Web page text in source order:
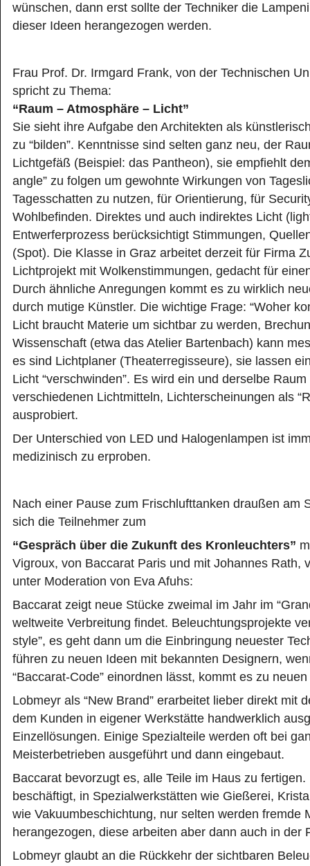
wünschen, dann erst sollte der Techniker die
dieser Ideen herangezogen werden.
Frau Prof. Dr. Irmgard Frank, von der Technischen
spricht zu Thema:
“Raum – Atmosphäre – Licht”
Sie sieht ihre Aufgabe den Architekten als
zu “bilden”. Kenntnisse sind selten ganz neu, der
Lichtgefäß (Beispiel: das Pantheon), sie empfiehlt
angle” zu folgen um gewohnte Wirkungen von
Tagesschatten zu nutzen, für Orientierung, für
Wohlbefinden. Direktes und auch indirektes Licht
Entwerferprozess berücksichtigt Stimmungen,
(Spot). Die Klasse in Graz arbeitet derzeit für Firma
Lichtprojekt mit Wolkenstimmungen, gedacht für
Durch ähnliche Anregungen kommt es zu wirklich
durch mutige Künstler. Die wichtige Frage: “Woher
Licht braucht Materie um sichtbar zu werden,
Wissenschaft (etwa das Atelier Bartenbach) kann
es sind Lichtplaner (Theaterregisseure), sie lassen
Licht “verschwinden”. Es wird ein und derselbe
verschiedenen Lichtmitteln, Lichterscheinungen als
ausprobiert.
Der Unterschied von LED und Halogenlampen ist
medizinisch zu erproben.
Nach einer Pause zum Frischlufttanken draußen am
sich die Teilnehmer zum
“Gespräch über die Zukunft des Kronleuchters”
Vigroux, von Baccarat Paris und mit Johannes Rath,
unter Moderation von Eva Afuhs:
Baccarat zeigt neue Stücke zweimal im Jahr im
weltweite Verbreitung findet. Beleuchtungsprojekte
style”, es geht dann um die Einbringung neuester
führen zu neuen Ideen mit bekannten Designern,
“Baccarat-Code” einordnen lässt, kommt es zu
Lobmeyr als “New Brand” erarbeitet lieber direkt mit
dem Kunden in eigener Werkstätte handwerklich
Einzellösungen. Einige Spezialteile werden oft bei
Meisterbetrieben ausgeführt und dann eingebaut.
Baccarat bevorzugt es, alle Teile im Haus zu
beschäftigt, in Spezialwerkstätten wie Gießerei,
wie Vakuumbeschichtung, nur selten werden fremde
herangezogen, diese arbeiten aber dann auch in der
Lobmeyr glaubt an die Rückkehr der sichtbaren